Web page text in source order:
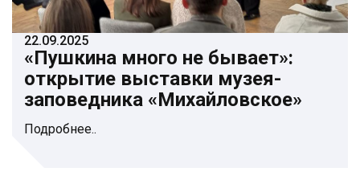
22.09.2025
«Пушкина много не бывает»:
открытие выставки музея-
заповедника «Михайловское»
Подробнее..